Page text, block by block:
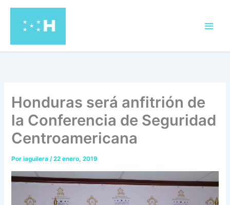
contenido
Honduras será anfitrión de
la Conferencia de Seguridad
Centroamericana
Poriaguilera/22 enero, 2019